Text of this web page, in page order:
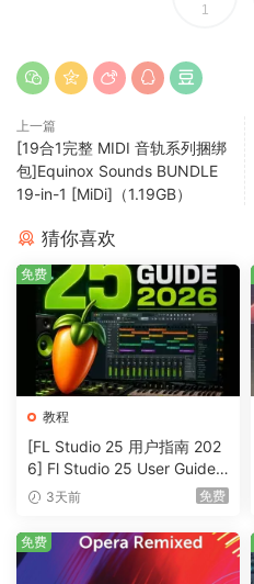
1
上一篇
[19合1完整 MIDI 音轨系列捆绑
包]Equinox Sounds BUNDLE
19-in-1 [MiDi]（1.19GB）
猜你喜欢
教程
[FL Studio 25 用户指南 202
6] Fl Studio 25 User Guide 2
026（1MB）
3天前 免费
免费
免费